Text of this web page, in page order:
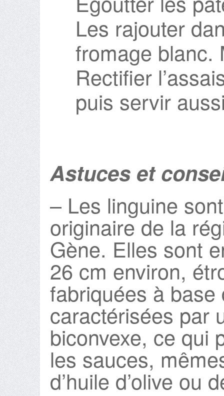
Les rajouter
fromage blanc.
Rectifier
puis servir
Astuces et
– Les linguine
originaire de la
Gène. Elles sont
26 cm environ,
fabriquées à
caractérisées par
biconvexe, ce qui
les sauces,
d’huile d’olive ou